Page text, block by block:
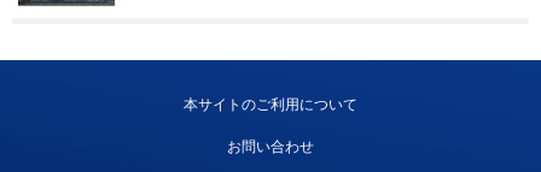
本サイトのご利用について
お問い合わせ